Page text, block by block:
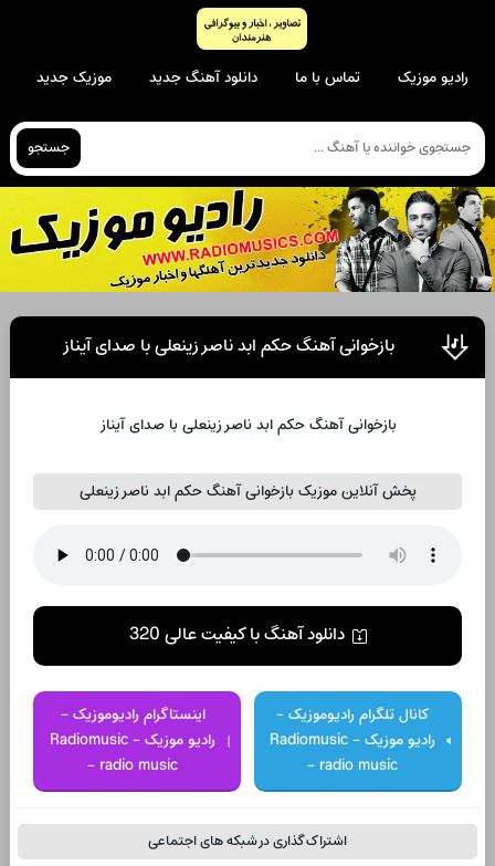
رادیو موزیک تماس با ما دانلود آهنگ جدید موزیک جدید
جستجو
بازخوانی آهنگ حکم ابد ناصر زینعلی با صدای آیناز
بازخوانی آهنگ حکم ابد ناصر زینعلی با صدای آیناز
پخش آنلاین موزیک بازخوانی آهنگ حکم ابد ناصر زینعلی
دانلود آهنگ با کیفیت عالی 320
کانال تلگرام رادیوموزیک -
رادیو موزیک - Radiomusic
- radio music
اینستاگرام رادیوموزیک -
رادیو موزیک - Radiomusic
- radio music
اشتراک گذاری در شبکه های اجتماعی